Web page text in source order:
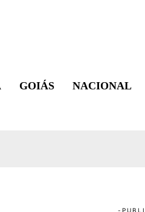
GOIÁS NACIONAL